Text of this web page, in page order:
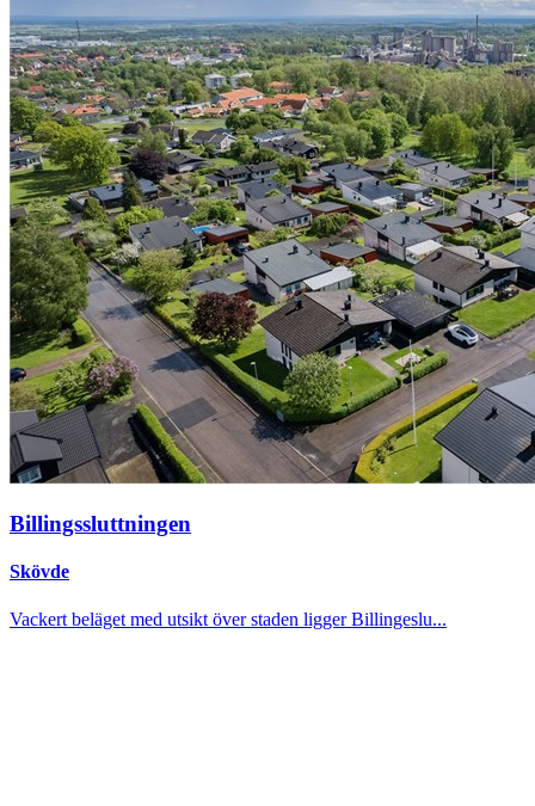
Billingssluttningen
Skövde
Vackert beläget med utsikt över staden ligger Billingeslu...